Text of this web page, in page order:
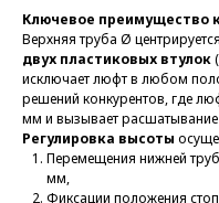
Ключевое преимущество
Верхняя труба Ø
двух пластиковых втулок
исключает люфт в любом
решений конкурентов, где
мм и вызывает расшатывание
Регулировка высоты
Перемещения нижней
мм,
Фиксации положения